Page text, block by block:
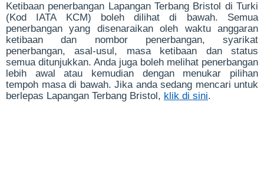
Ketibaan penerbangan Lapangan Terbang Bristol di Turki
(Kod IATA KCM) boleh dilihat di bawah. Semua
penerbangan yang disenaraikan oleh waktu anggaran
ketibaan dan nombor penerbangan, syarikat
penerbangan, asal-usul, masa ketibaan dan status
semua ditunjukkan. Anda juga boleh melihat penerbangan
lebih awal atau kemudian dengan menukar pilihan
tempoh masa di bawah. Jika anda sedang mencari untuk
berlepas Lapangan Terbang Bristol, klik di sini.